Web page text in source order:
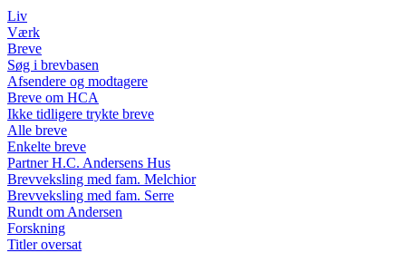
Liv
Værk
Breve
Søg i brevbasen
Afsendere og modtagere
Breve om HCA
Ikke tidligere trykte breve
Alle breve
Enkelte breve
Partner H.C. Andersens Hus
Brevveksling med fam. Melchior
Brevveksling med fam. Serre
Rundt om Andersen
Forskning
Titler oversat